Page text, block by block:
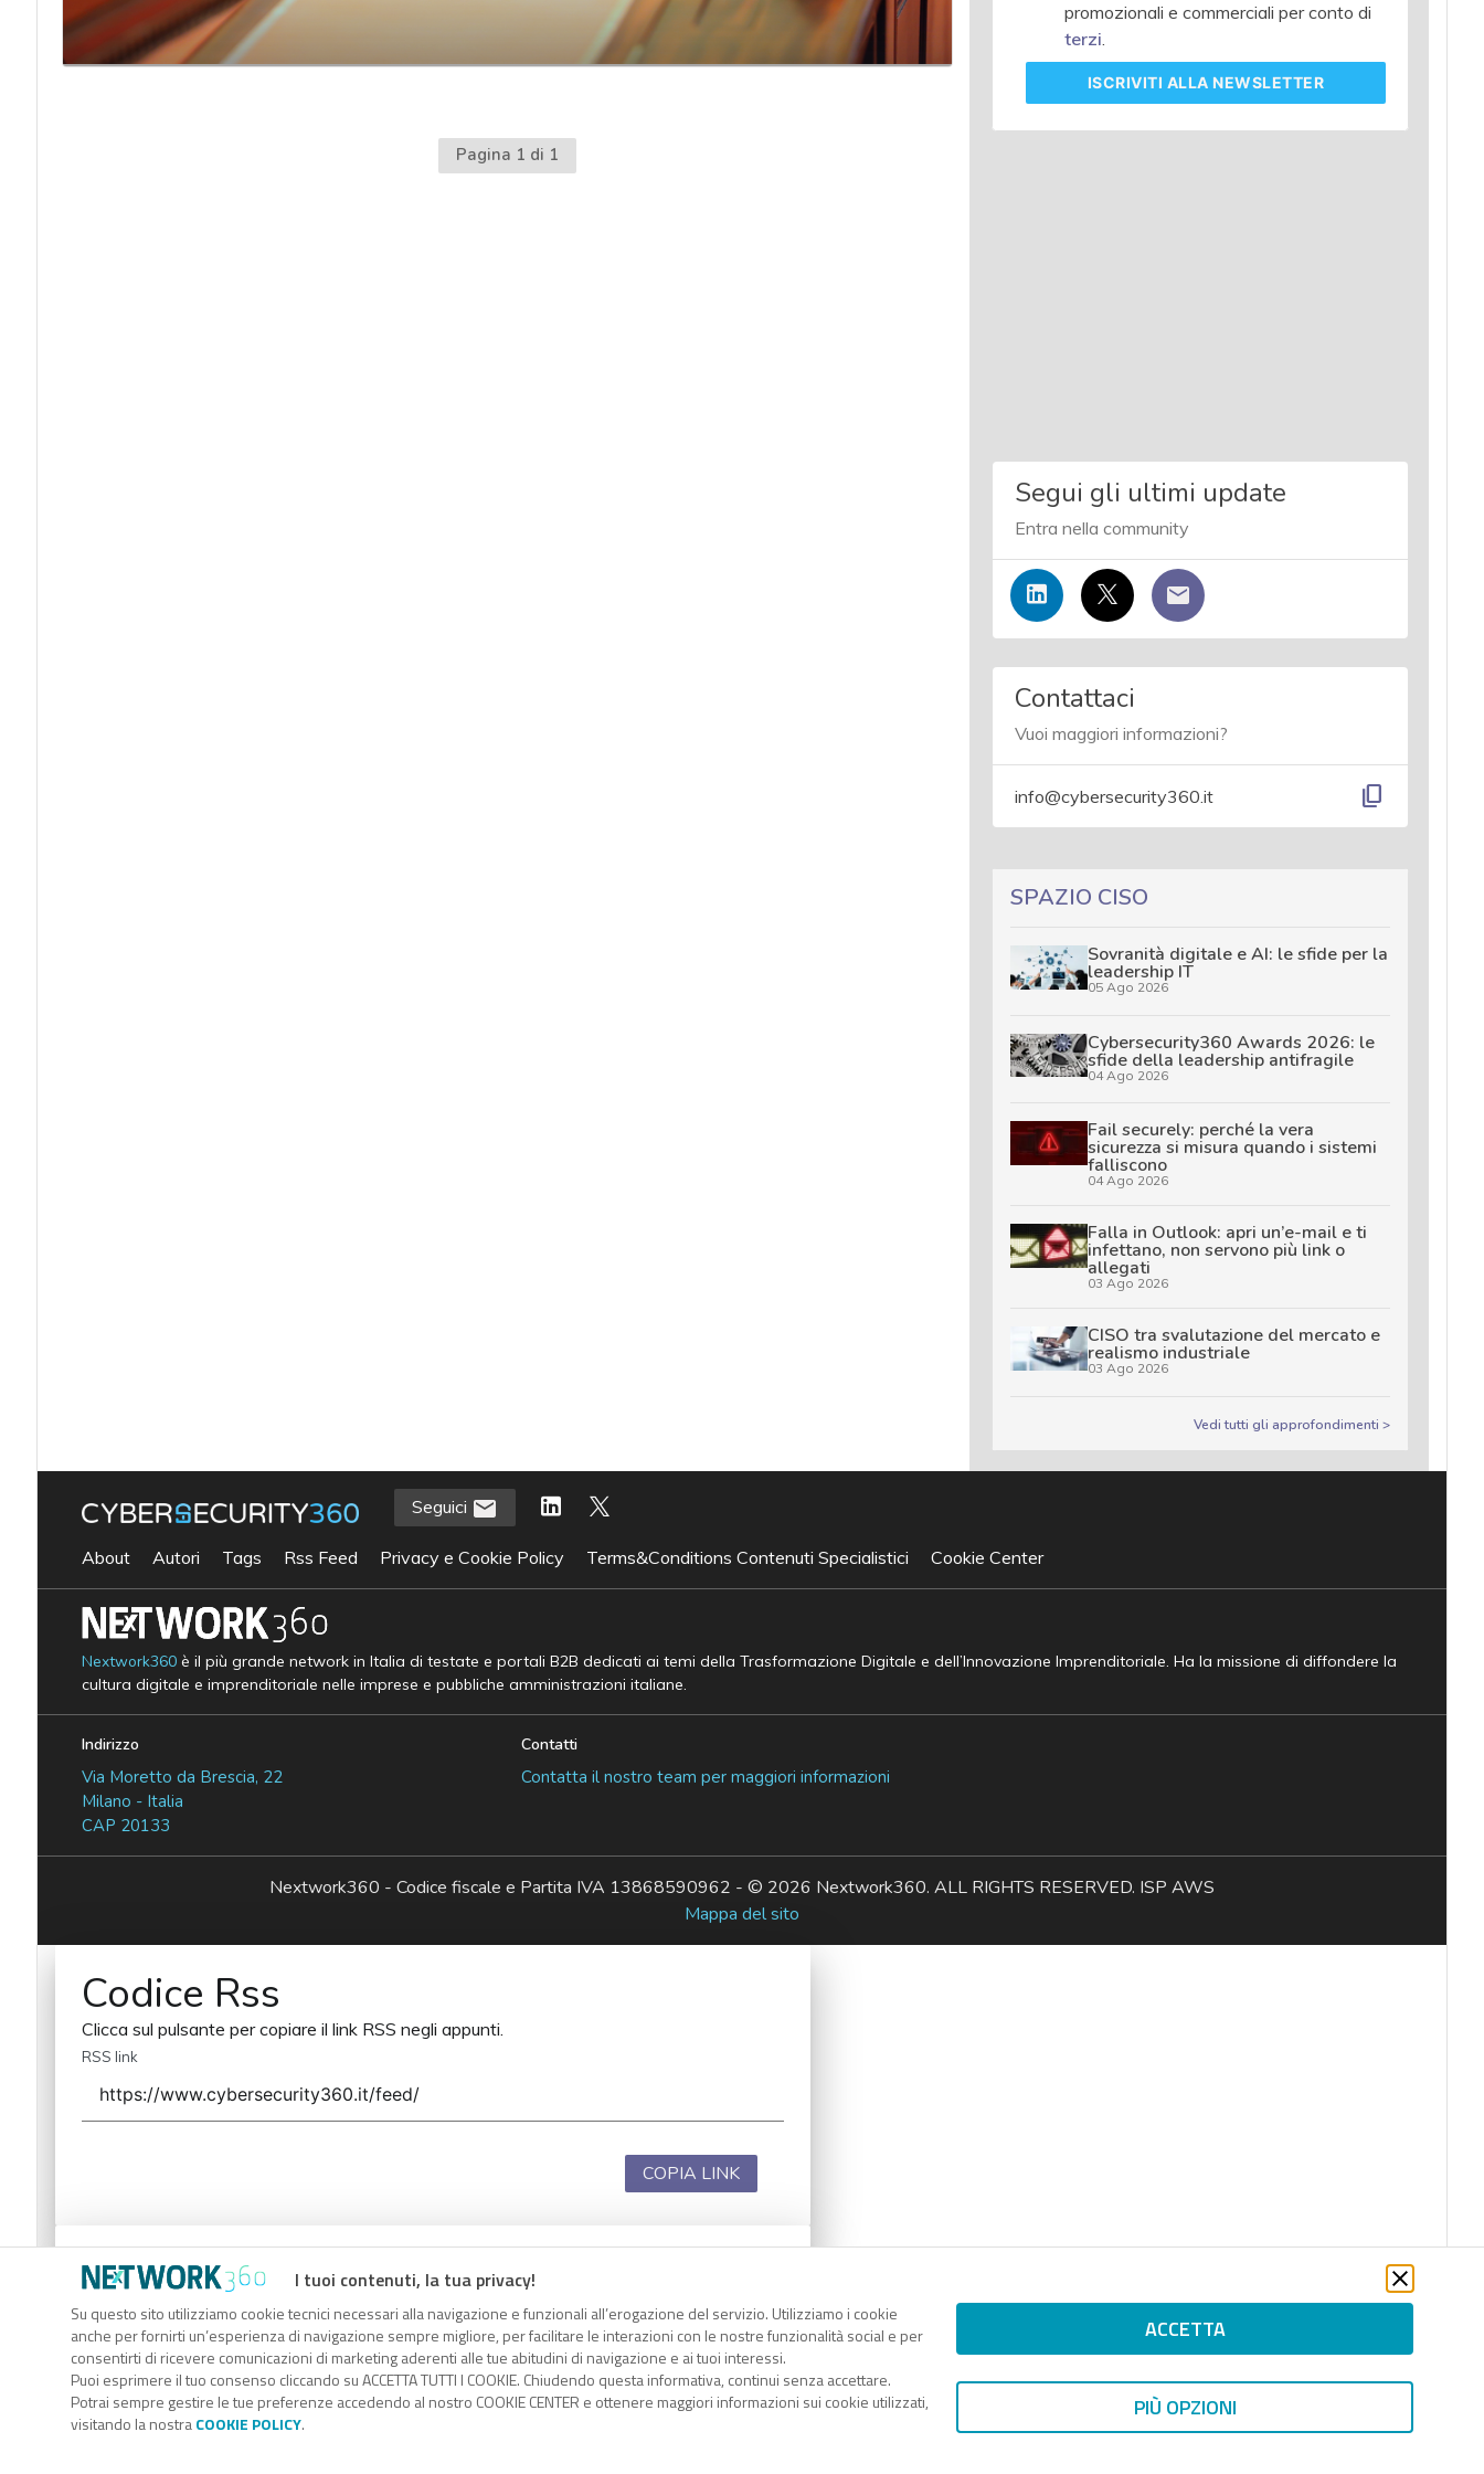
Pagina 1 di 1
promozionali e commerciali per conto di
terzi.
ISCRIVITI ALLA NEWSLETTER
Segui gli ultimi update
Entra nella community
Contattaci
Vuoi maggiori informazioni?
info@cybersecurity360.it content_copy
SPAZIO CISO
Sovranità digitale e AI: le sfide per la
leadership IT
05 Ago 2026
Cybersecurity360 Awards 2026: le
sfide della leadership antifragile
04 Ago 2026
Fail securely: perché la vera
sicurezza si misura quando i sistemi
falliscono
04 Ago 2026
Falla in Outlook: apri un’e-mail e ti
infettano, non servono più link o
allegati
03 Ago 2026
CISO tra svalutazione del mercato e
realismo industriale
03 Ago 2026
Vedi tutti gli approfondimenti >
I tuoi contenuti, la tua privacy!
Su questo sito utilizziamo cookie tecnici necessari alla navigazione e funzionali all’erogazione del servizio. Utilizziamo i cookie
anche per fornirti un’esperienza di navigazione sempre migliore, per facilitare le interazioni con le nostre funzionalità social e per
consentirti di ricevere comunicazioni di marketing aderenti alle tue abitudini di navigazione e ai tuoi interessi.
Puoi esprimere il tuo consenso cliccando su ACCETTA TUTTI I COOKIE. Chiudendo questa informativa, continui senza accettare.
Potrai sempre gestire le tue preferenze accedendo al nostro COOKIE CENTER e ottenere maggiori informazioni sui cookie utilizzati,
visitando la nostraCOOKIE POLICY.
ACCETTA
PIÙ OPZIONI
Seguici
About Autori Tags Rss Feed Privacy e Cookie Policy Terms&Conditions Contenuti Specialistici Cookie Center
Nextwork360è il più grande network in Italia di testate e portali B2B dedicati ai temi della Trasformazione Digitale e dell’Innovazione Imprenditoriale. Ha la missione di diffondere la
cultura digitale e imprenditoriale nelle imprese e pubbliche amministrazioni italiane.
Indirizzo
Via Moretto da Brescia, 22
Milano - Italia
CAP 20133
Contatti
Contatta il nostro team per maggiori informazioni
Nextwork360 - Codice fiscale e Partita IVA 13868590962 - © 2026 Nextwork360. ALL RIGHTS RESERVED. ISP AWS
Mappa del sito
Codice Rss
Clicca sul pulsante per copiare il link RSS negli appunti.
RSS link
COPIA LINK
Codice Rss
Clicca sul pulsante per copiare il link RSS negli appunti.
RSS link